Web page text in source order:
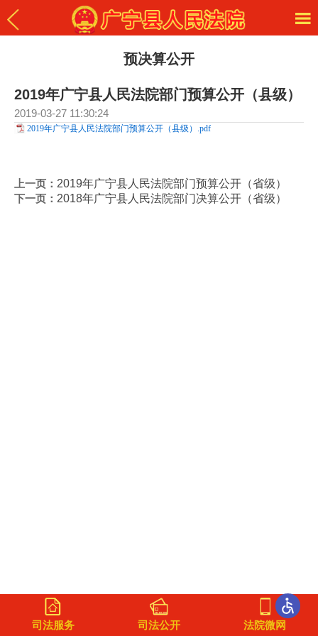
预决算公开
2019年广宁县人民法院部门预算公开（县级）
2019-03-27 11:30:24
2019年广宁县人民法院部门预算公开（县级）.pdf
上一页： 2019年广宁县人民法院部门预算公开（省级）
下一页： 2018年广宁县人民法院部门决算公开（省级）
司法服务 司法公开 法院微网